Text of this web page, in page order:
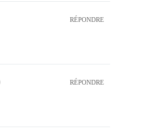
RÉPONDRE
RÉPONDRE